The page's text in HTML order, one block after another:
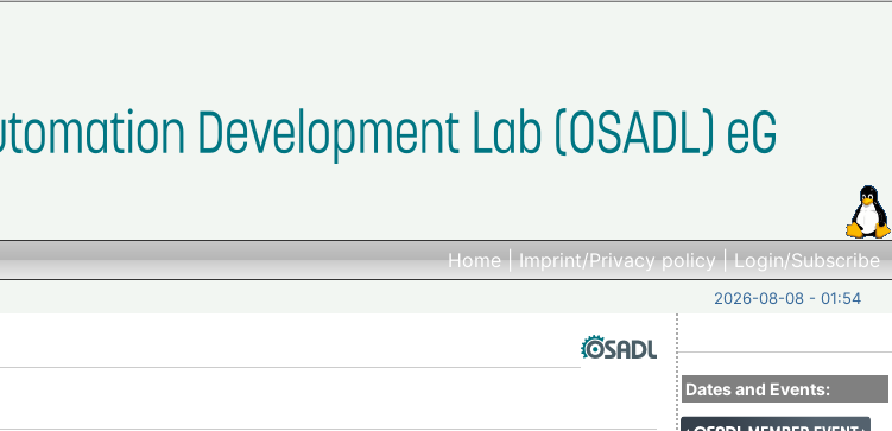
Home|Imprint/Privacy policy|Login/Subscribe
2026-08-08 - 01:54
Dates and Events: